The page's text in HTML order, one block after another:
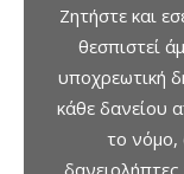
Ζητήστε και
θεσπιστεί
υποχρεωτική
κάθε δανείου
το νόμο,